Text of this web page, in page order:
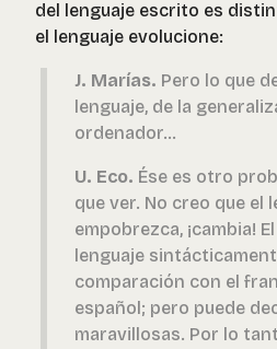
del lenguaje escrito es
el lenguaje evolucione:
J. Marías. Pero lo que
lenguaje, de la
ordenador...
U. Eco. Ése es otro
que ver. No creo que el
empobrezca, ¡cambia!
lenguaje
comparación con el
español; pero puede
maravillosas. Por lo